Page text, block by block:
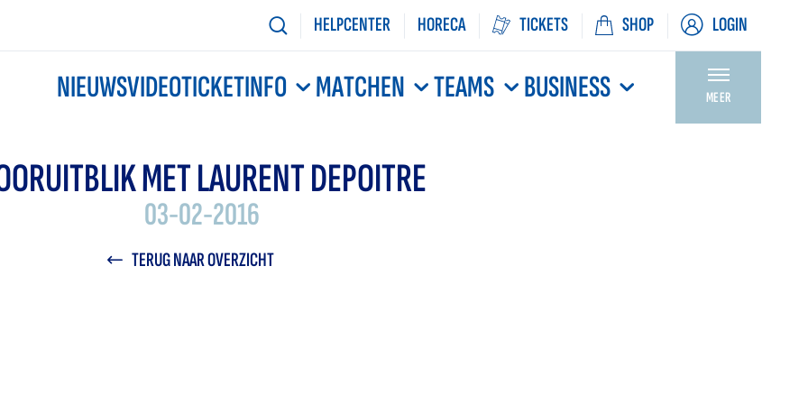
HELPCENTER HORECA TICKETS SHOP LOGIN
NIEUWSVIDEOTICKETINFO MATCHEN TEAMS BUSINESS MEER
MET LAURENT DEPOITRE
03-02-2016
TERUG NAAR OVERZICHT